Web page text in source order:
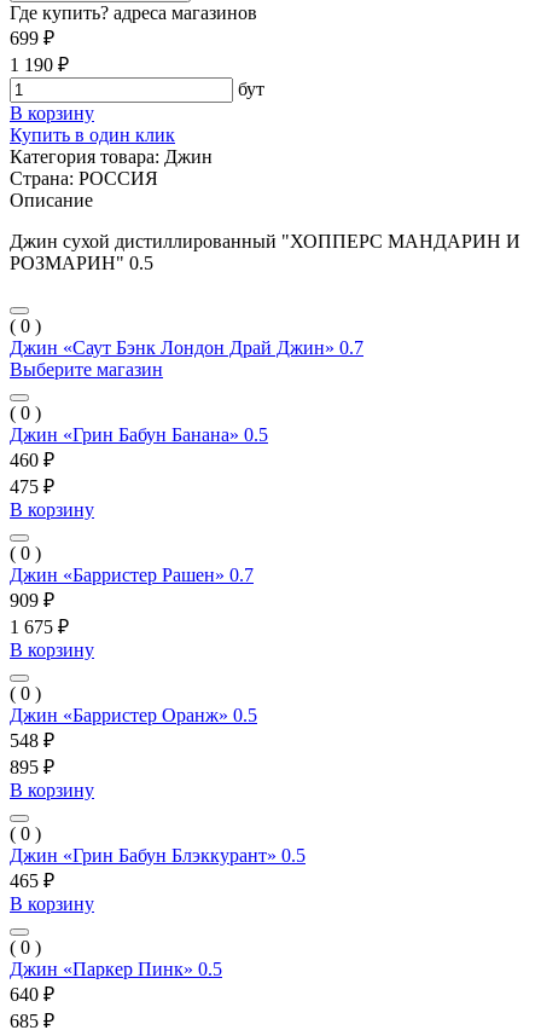
Где купить? адреса магазинов
699 ₽
1 190 ₽
бут
В корзину
Купить в один клик
Категория товара: Джин
Страна: РОССИЯ
Описание
Джин сухой дистиллированный "ХОППЕРС МАНДАРИН И
РОЗМАРИН" 0.5
( 0 )
Джин «Саут Бэнк Лондон Драй Джин» 0.7
Выберите магазин
( 0 )
Джин «Грин Бабун Банана» 0.5
460 ₽
475 ₽
В корзину
( 0 )
Джин «Барристер Рашен» 0.7
909 ₽
1 675 ₽
В корзину
( 0 )
Джин «Барристер Оранж» 0.5
548 ₽
895 ₽
В корзину
( 0 )
Джин «Грин Бабун Блэккурант» 0.5
465 ₽
В корзину
( 0 )
Джин «Паркер Пинк» 0.5
640 ₽
685 ₽